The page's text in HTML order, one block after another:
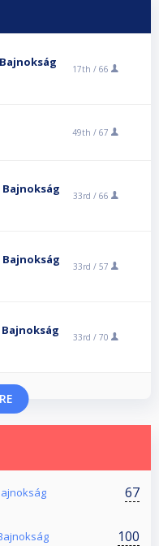
Bajnokság
17th / 66
49th / 67
Bajnokság
33rd / 66
Bajnokság
33rd / 57
Bajnokság
33rd / 70
67
100